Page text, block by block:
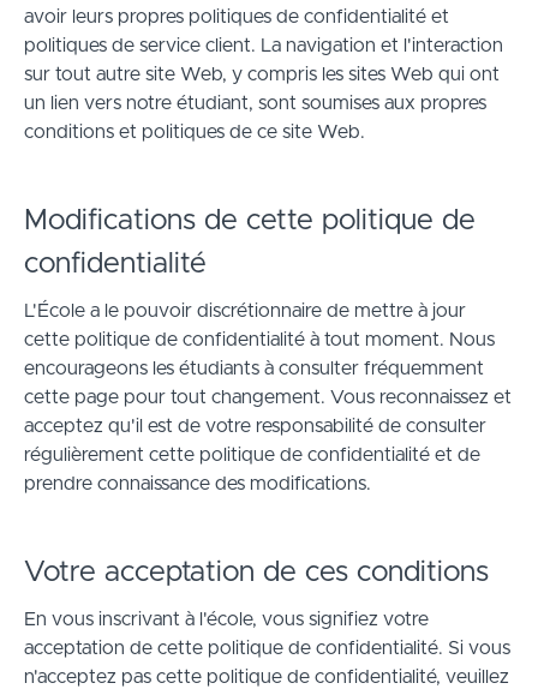
avoir leurs propres politiques de confidentialité et
politiques de service client. La navigation et l'interaction
sur tout autre site Web, y compris les sites Web qui ont
un lien vers notre étudiant, sont soumises aux propres
conditions et politiques de ce site Web.
Modifications de cette politique de
confidentialité
L'École a le pouvoir discrétionnaire de mettre à jour
cette politique de confidentialité à tout moment. Nous
encourageons les étudiants à consulter fréquemment
cette page pour tout changement. Vous reconnaissez et
acceptez qu'il est de votre responsabilité de consulter
régulièrement cette politique de confidentialité et de
prendre connaissance des modifications.
Votre acceptation de ces conditions
En vous inscrivant à l'école, vous signifiez votre
acceptation de cette politique de confidentialité. Si vous
n'acceptez pas cette politique de confidentialité, veuillez